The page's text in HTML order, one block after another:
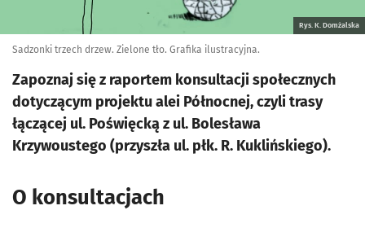
Rys. K. Domżalska
Sadzonki trzech drzew. Zielone tło. Grafika ilustracyjna.
Zapoznaj się z raportem konsultacji społecznych
dotyczącym projektu alei Północnej, czyli trasy
łączącej ul. Poświęcką z ul. Bolesława
Krzywoustego (przyszła ul. płk. R. Kuklińskiego).
O konsultacjach